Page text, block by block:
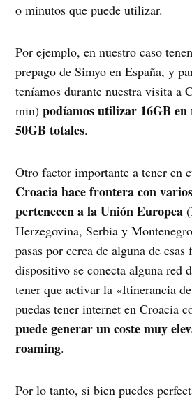
o minutos que puede utilizar.
Por ejemplo, en nuestro caso
prepago de Simyo en España, y
teníamos durante nuestra visita a
min)podíamos utilizar 16GB en
50GB totales.
Otro factor importante a tener en
Croacia hace frontera con
pertenecen a la Unión Europea
Herzegovina, Serbia y
pasas por cerca de alguna de
dispositivo se conecta alguna red
tener que activar la «Itinerancia
puedas tener internet en Croacia
puede generar un coste muy
roaming.
Por lo tanto, si bien puedes